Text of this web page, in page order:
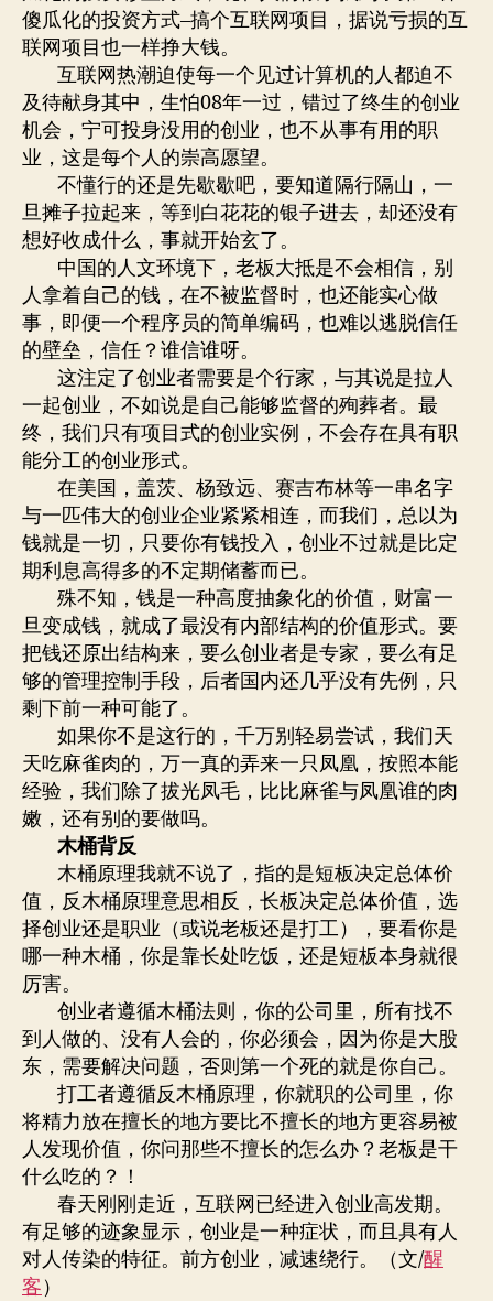
傻瓜化的投资方式–搞个互联网项目，据说亏损的互
联网项目也一样挣大钱。
互联网热潮迫使每一个见过计算机的人都迫不
及待献身其中，生怕08年一过，错过了终生的创业
机会，宁可投身没用的创业，也不从事有用的职
业，这是每个人的崇高愿望。
不懂行的还是先歇歇吧，要知道隔行隔山，一
旦摊子拉起来，等到白花花的银子进去，却还没有
想好收成什么，事就开始玄了。
中国的人文环境下，老板大抵是不会相信，别
人拿着自己的钱，在不被监督时，也还能实心做
事，即便一个程序员的简单编码，也难以逃脱信任
的壁垒，信任？谁信谁呀。
这注定了创业者需要是个行家，与其说是拉人
一起创业，不如说是自己能够监督的殉葬者。最
终，我们只有项目式的创业实例，不会存在具有职
能分工的创业形式。
在美国，盖茨、杨致远、赛吉布林等一串名字
与一匹伟大的创业企业紧紧相连，而我们，总以为
钱就是一切，只要你有钱投入，创业不过就是比定
期利息高得多的不定期储蓄而已。
殊不知，钱是一种高度抽象化的价值，财富一
旦变成钱，就成了最没有内部结构的价值形式。要
把钱还原出结构来，要么创业者是专家，要么有足
够的管理控制手段，后者国内还几乎没有先例，只
剩下前一种可能了。
如果你不是这行的，千万别轻易尝试，我们天
天吃麻雀肉的，万一真的弄来一只凤凰，按照本能
经验，我们除了拔光凤毛，比比麻雀与凤凰谁的肉
嫩，还有别的要做吗。
木桶背反
木桶原理我就不说了，指的是短板决定总体价
值，反木桶原理意思相反，长板决定总体价值，选
择创业还是职业（或说老板还是打工），要看你是
哪一种木桶，你是靠长处吃饭，还是短板本身就很
厉害。
创业者遵循木桶法则，你的公司里，所有找不
到人做的、没有人会的，你必须会，因为你是大股
东，需要解决问题，否则第一个死的就是你自己。
打工者遵循反木桶原理，你就职的公司里，你
将精力放在擅长的地方要比不擅长的地方更容易被
人发现价值，你问那些不擅长的怎么办？老板是干
什么吃的？！
春天刚刚走近，互联网已经进入创业高发期。
有足够的迹象显示，创业是一种症状，而且具有人
对人传染的特征。前方创业，减速绕行。（文/醒
客）